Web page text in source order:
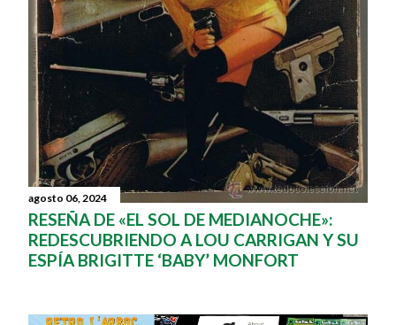
agosto 06, 2024
RESEÑA DE «EL SOL DE MEDIANOCHE»:
REDESCUBRIENDO A LOU CARRIGAN Y SU
ESPÍA BRIGITTE ‘BABY’ MONFORT